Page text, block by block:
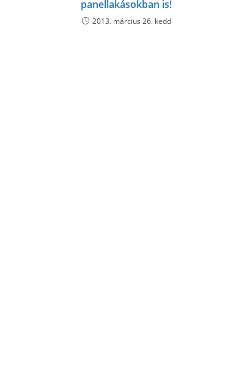
panellakásokban is!
2013. március 26. kedd